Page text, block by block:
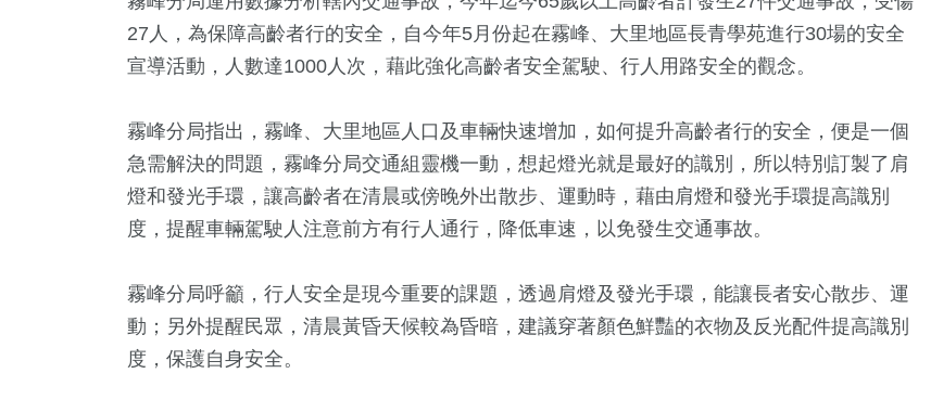
27人，為保障高齡者行的安全，自今年5月份起在霧峰、大里地區長青學苑進行30場的安全
宣導活動，人數達1000人次，藉此強化高齡者安全駕駛、行人用路安全的觀念。
霧峰分局指出，霧峰、大里地區人口及車輛快速增加，如何提升高齡者行的安全，便是一個
急需解決的問題，霧峰分局交通組靈機一動，想起燈光就是最好的識別，所以特別訂製了肩
燈和發光手環，讓高齡者在清晨或傍晚外出散步、運動時，藉由肩燈和發光手環提高識別
度，提醒車輛駕駛人注意前方有行人通行，降低車速，以免發生交通事故。
霧峰分局呼籲，行人安全是現今重要的課題，透過肩燈及發光手環，能讓長者安心散步、運
動；另外提醒民眾，清晨黃昏天候較為昏暗，建議穿著顏色鮮豔的衣物及反光配件提高識別
度，保護自身安全。
+
影視
11+
兩岸
177+
生活
2+
司法放大鏡
178+
政治
2+
海峽論壇專區
27+
運動
1+
0+
福建林公信俗文
化專區
27 +
藝文
148